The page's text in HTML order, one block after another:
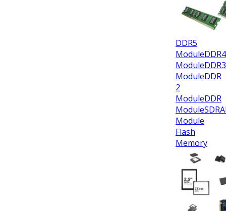
DDR5
ModuleDDR4
ModuleDDR3
ModuleDDR
2
ModuleDDR
Module
Module
Flash
Memory